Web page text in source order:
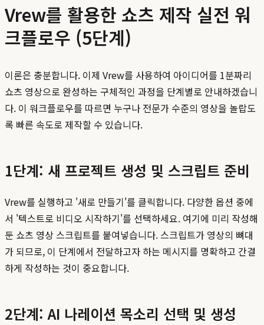
Vrew를 활용한 쇼츠 제작 실전 워
크플로우 (5단계)
이론은 충분합니다. 이제 Vrew를 사용하여 아이디어를 1분짜리
쇼츠 영상으로 완성하는 구체적인 과정을 단계별로 안내하겠습니
다. 이 워크플로우를 따르면 누구나 전문가 수준의 영상을 놀랍도
록 빠른 속도로 제작할 수 있습니다.
1단계: 새 프로젝트 생성 및 스크립트 준비
Vrew를 실행하고 '새로 만들기'를 클릭합니다. 다양한 옵션 중에
서 '텍스트로 비디오 시작하기'를 선택하세요. 여기에 미리 작성해
둔 쇼츠 영상 스크립트를 붙여넣습니다. 스크립트가 영상의 뼈대
가 되므로, 이 단계에서 전달하고자 하는 메시지를 명확하고 간결
하게 작성하는 것이 중요합니다.
2단계: AI 나레이션 목소리 선택 및 생성